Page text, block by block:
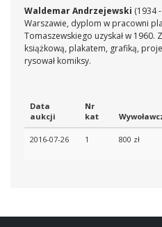
Waldemar Andrzejewski (1934
Warszawie, dyplom w pracowni
Tomaszewskiego uzyskał w 1960.
książkową, plakatem, grafiką,
rysował komiksy.
Data
aukcji
Nr
kat
2016-07-26 1 800 zł